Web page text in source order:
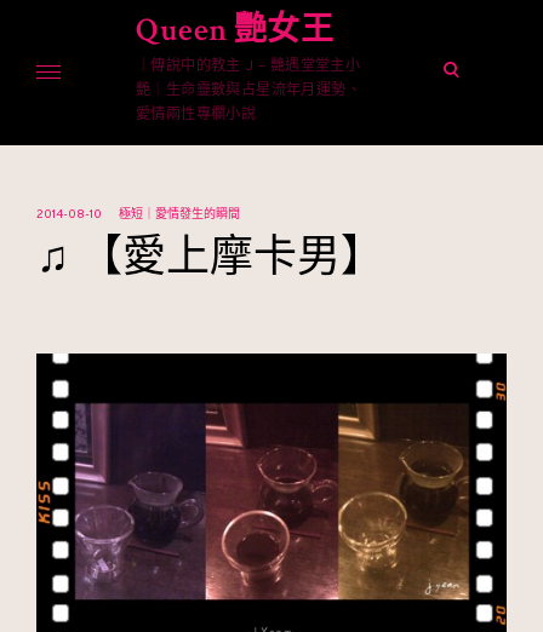
content
Queen 艷女王
｜傳說中的教主 J – 艷遇堂堂主小
艷｜生命靈數與占星流年月運勢、
愛情兩性專欄小說
open
2014-08-10 極短｜愛情發生的瞬間
♫ 【愛上摩卡男】